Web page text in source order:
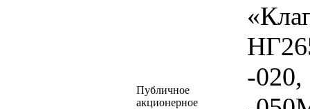
Публичное
акционерное
-